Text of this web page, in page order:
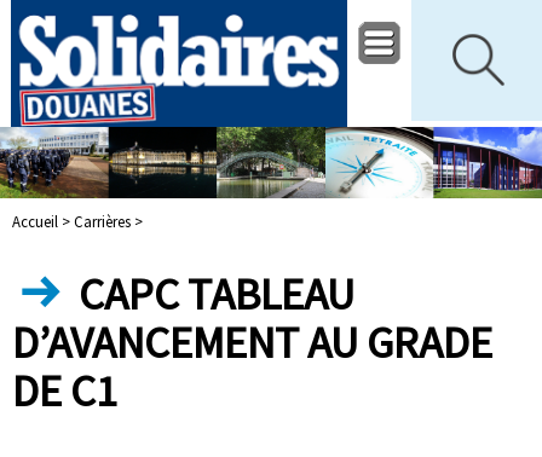
Accueil >Carrières >
CAPC TABLEAU
D’AVANCEMENT AU GRADE
DE C1